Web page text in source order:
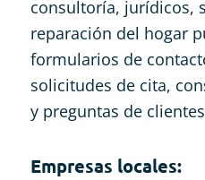
consultoría, jurídicos,
reparación del hogar
formularios de
solicitudes de cita,
y preguntas de
Empresas locales: